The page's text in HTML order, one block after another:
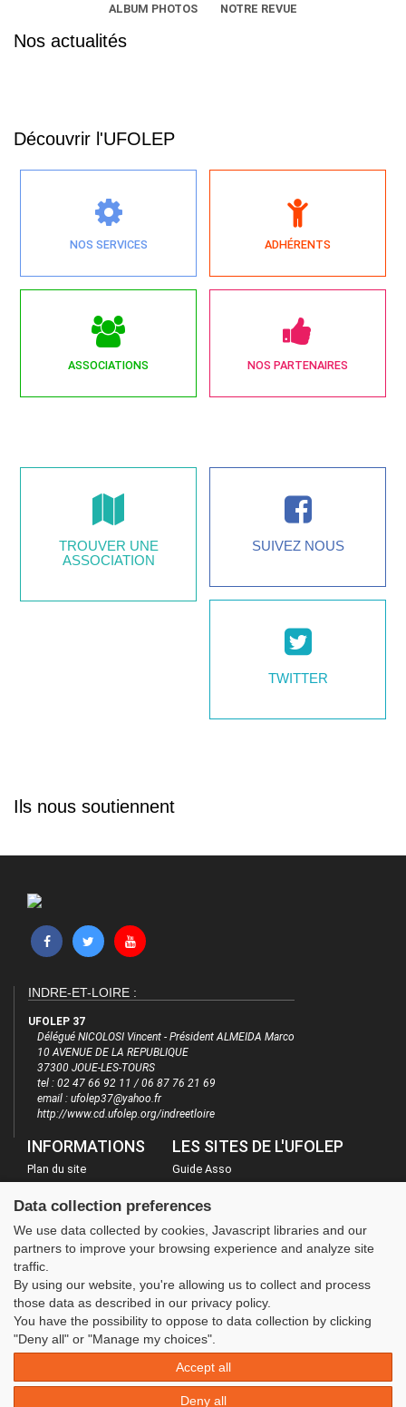
ALBUM PHOTOS NOTRE REVUE
Nos actualités
Découvrir l'UFOLEP
NOS SERVICES ADHÉRENTS
ASSOCIATIONS NOS PARTENAIRES
TROUVER UNE
ASSOCIATION
SUIVEZ NOUS
TWITTER
Ils nous soutiennent
INDRE-ET-LOIRE :
UFOLEP 37
Délégué NICOLOSI Vincent - Président ALMEIDA Marco
10 AVENUE DE LA REPUBLIQUE
37300 JOUE-LES-TOURS
tel : 02 47 66 92 11 / 06 87 76 21 69
email : ufolep37@yahoo.fr
http://www.cd.ufolep.org/indreetloire
INFORMATIONS
Plan du site
Mentions légales
Administration
LES SITES DE L'UFOLEP
Guide Asso
Inscriptions évènements
Data collection preferences
We use data collected by cookies, Javascript libraries and our
partners to improve your browsing experience and analyze site
traffic.
By using our website, you're allowing us to collect and process
those data as described in our privacy policy.
You have the possibility to oppose to data collection by clicking
"Deny all" or "Manage my choices".
Accept all
Deny all